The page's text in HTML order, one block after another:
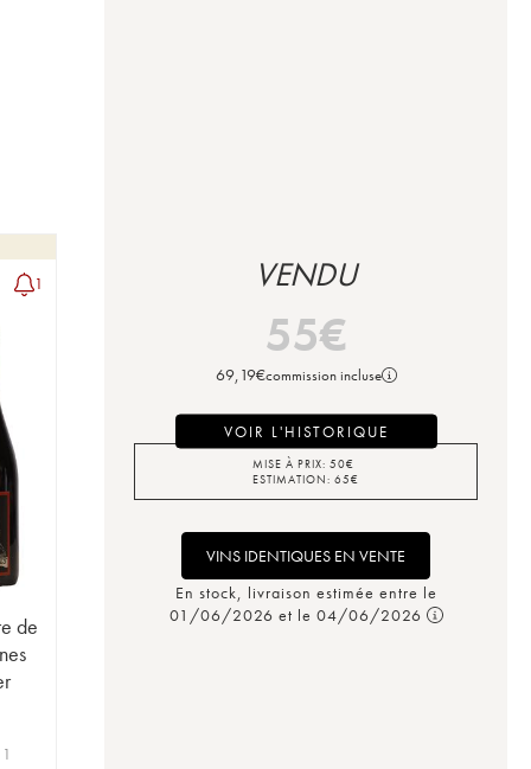
1
de
VENDU
55€
69,19€commission incluse
VOIR L'HISTORIQUE
MISE À PRIX: 50€
ESTIMATION: 65€
VINS IDENTIQUES EN VENTE
En stock, livraison estimée entre le
01/06/2026 et le 04/06/2026